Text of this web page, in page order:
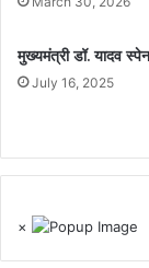
मुख्यमंत्री डॉ. यादव
July 16, 2025
×